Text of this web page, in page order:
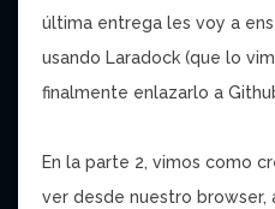
última entrega les voy a
usando Laradock (que lo
finalmente enlazarlo a
En la parte 2, vimos como
ver desde nuestro browser,